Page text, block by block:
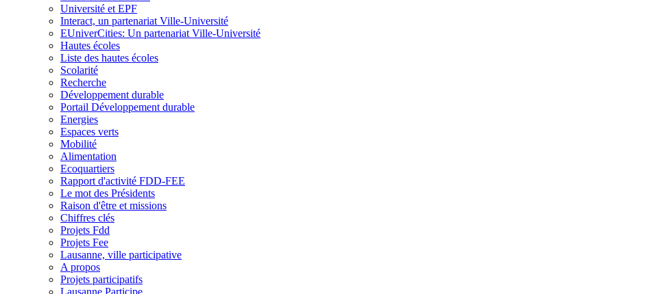
Université et EPF
Interact, un partenariat Ville-Université
EUniverCities: Un partenariat Ville-Université
Hautes écoles
Liste des hautes écoles
Scolarité
Recherche
Développement durable
Portail Développement durable
Energies
Espaces verts
Mobilité
Alimentation
Ecoquartiers
Rapport d'activité FDD-FEE
Le mot des Présidents
Raison d'être et missions
Chiffres clés
Projets Fdd
Projets Fee
Lausanne, ville participative
A propos
Projets participatifs
Lausanne Participe